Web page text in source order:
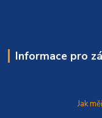
Informace pro
Jak